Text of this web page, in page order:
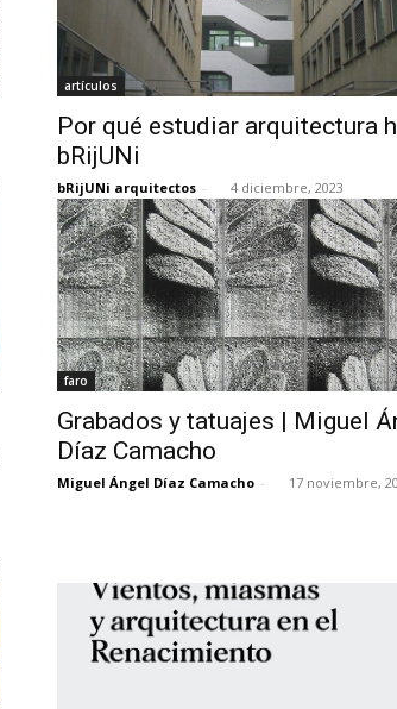
artículos
Por qué estudiar arquitectura
bRijUNi
bRijUNi arquitectos - 4 diciembre, 2023
faro
Grabados y tatuajes | Miguel
Díaz Camacho
Miguel Ángel Díaz Camacho - 17 noviembre,